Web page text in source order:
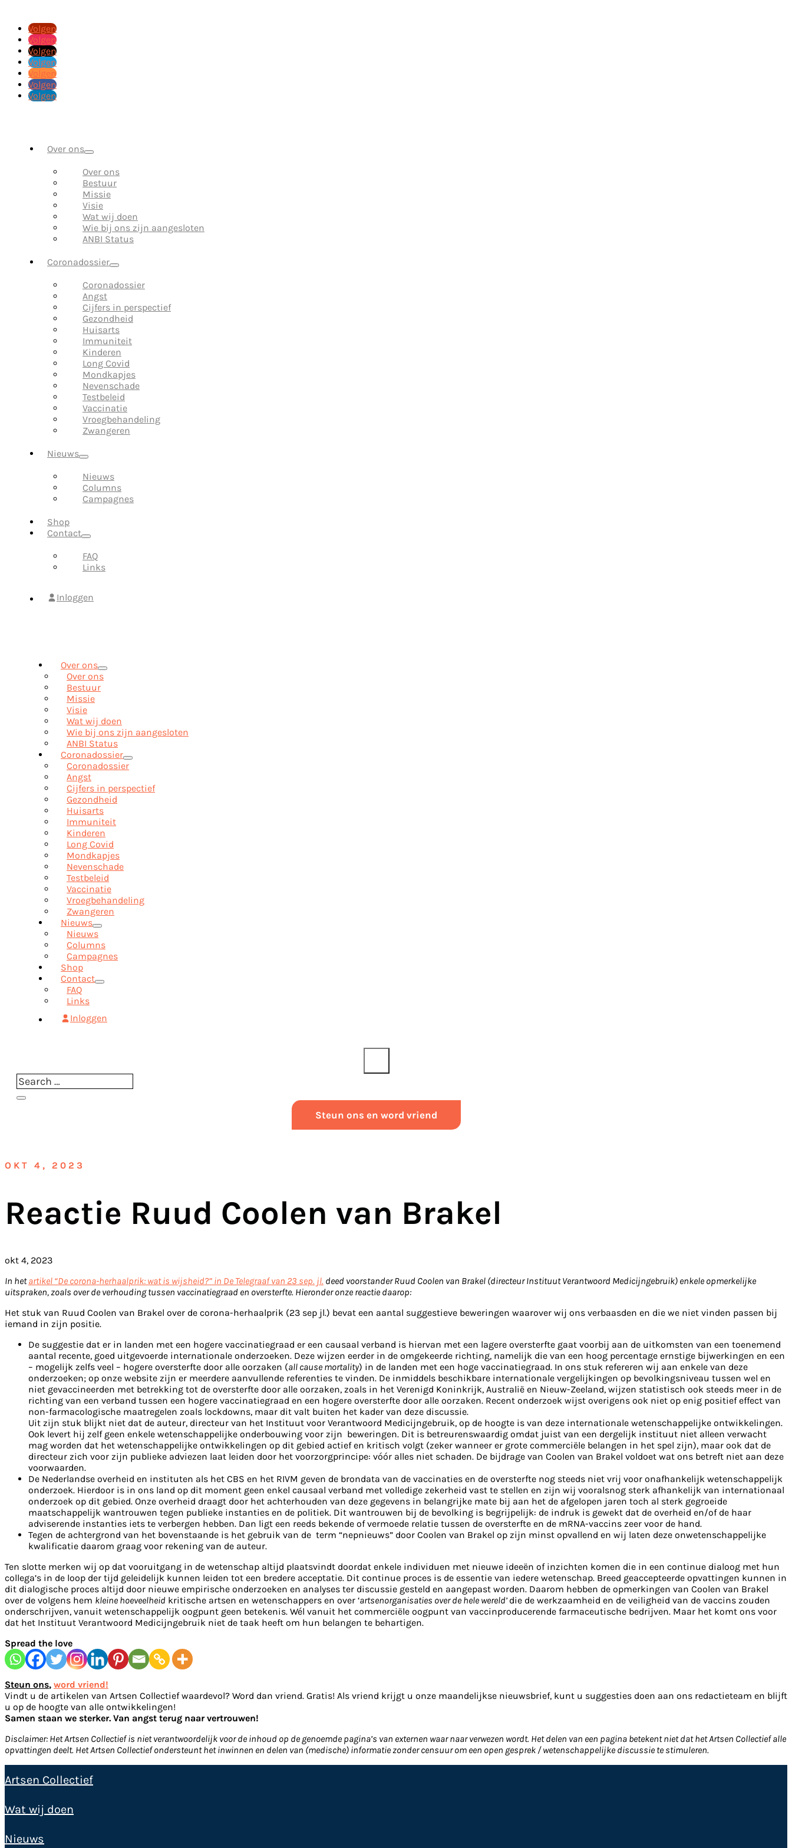
Volgen
Volgen
Volgen
Volgen
Volgen
Volgen
Volgen
Over ons
Over ons
Bestuur
Missie
Visie
Wat wij doen
Wie bij ons zijn aangesloten
ANBI Status
Coronadossier
Coronadossier
Angst
Cijfers in perspectief
Gezondheid
Huisarts
Immuniteit
Kinderen
Long Covid
Mondkapjes
Nevenschade
Testbeleid
Vaccinatie
Vroegbehandeling
Zwangeren
Nieuws
Nieuws
Columns
Campagnes
Shop
Contact
FAQ
Links
Inloggen
Over ons
Over ons
Bestuur
Missie
Visie
Wat wij doen
Wie bij ons zijn aangesloten
ANBI Status
Coronadossier
Coronadossier
Angst
Cijfers in perspectief
Gezondheid
Huisarts
Immuniteit
Kinderen
Long Covid
Mondkapjes
Nevenschade
Testbeleid
Vaccinatie
Vroegbehandeling
Zwangeren
Nieuws
Nieuws
Columns
Campagnes
Shop
Contact
FAQ
Links
Inloggen
Steun ons en word vriend
OKT 4, 2023
Reactie Ruud Coolen van Brakel
okt 4, 2023
In hetartikel “De corona-herhaalprik: wat is wijsheid?” in De Telegraaf van 23 sep. jl. deed voorstander Ruud Coolen van Brakel (directeur Instituut Verantwoord Medicijngebruik) enkele opmerkelijke
uitspraken, zoals over de verhouding tussen vaccinatiegraad en oversterfte. Hieronder onze reactie daarop:
Het stuk van Ruud Coolen van Brakel over de corona-herhaalprik (23 sep jl.) bevat een aantal suggestieve beweringen waarover wij ons verbaasden en die we niet vinden passen bij
iemand in zijn positie.
De suggestie dat er in landen met een hogere vaccinatiegraad er een causaal verband is hiervan met een lagere oversterfte gaat voorbij aan de uitkomsten van een toenemend
aantal recente, goed uitgevoerde internationale onderzoeken. Deze wijzen eerder in de omgekeerde richting, namelijk die van een hoog percentage ernstige bijwerkingen en een
– mogelijk zelfs veel – hogere oversterfte door alle oorzaken (all cause mortality) in de landen met een hoge vaccinatiegraad. In ons stuk refereren wij aan enkele van deze
onderzoeken; op onze website zijn er meerdere aanvullende referenties te vinden. De inmiddels beschikbare internationale vergelijkingen op bevolkingsniveau tussen wel en
niet gevaccineerden met betrekking tot de oversterfte door alle oorzaken, zoals in het Verenigd Koninkrijk, Australië en Nieuw-Zeeland, wijzen statistisch ook steeds meer in de
richting van een verband tussen een hogere vaccinatiegraad en een hogere oversterfte door alle oorzaken. Recent onderzoek wijst overigens ook niet op enig positief effect van
non-farmacologische maatregelen zoals lockdowns, maar dit valt buiten het kader van deze discussie.
Uit zijn stuk blijkt niet dat de auteur, directeur van het Instituut voor Verantwoord Medicijngebruik, op de hoogte is van deze internationale wetenschappelijke ontwikkelingen.
Ook levert hij zelf geen enkele wetenschappelijke onderbouwing voor zijn beweringen. Dit is betreurenswaardig omdat juist van een dergelijk instituut niet alleen verwacht
mag worden dat het wetenschappelijke ontwikkelingen op dit gebied actief en kritisch volgt (zeker wanneer er grote commerciële belangen in het spel zijn), maar ook dat de
directeur zich voor zijn publieke adviezen laat leiden door het voorzorgprincipe: vóór alles niet schaden. De bijdrage van Coolen van Brakel voldoet wat ons betreft niet aan deze
voorwaarden.
De Nederlandse overheid en instituten als het CBS en het RIVM geven de brondata van de vaccinaties en de oversterfte nog steeds niet vrij voor onafhankelijk wetenschappelijk
onderzoek. Hierdoor is in ons land op dit moment geen enkel causaal verband met volledige zekerheid vast te stellen en zijn wij vooralsnog sterk afhankelijk van internationaal
onderzoek op dit gebied. Onze overheid draagt door het achterhouden van deze gegevens in belangrijke mate bij aan het de afgelopen jaren toch al sterk gegroeide
maatschappelijk wantrouwen tegen publieke instanties en de politiek. Dit wantrouwen bij de bevolking is begrijpelijk: de indruk is gewekt dat de overheid en/of de haar
adviserende instanties iets te verbergen hebben. Dan ligt een reeds bekende of vermoede relatie tussen de oversterfte en de mRNA-vaccins zeer voor de hand.
Tegen de achtergrond van het bovenstaande is het gebruik van de term “nepnieuws” door Coolen van Brakel op zijn minst opvallend en wij laten deze onwetenschappelijke
kwalificatie daarom graag voor rekening van de auteur.
Ten slotte merken wij op dat vooruitgang in de wetenschap altijd plaatsvindt doordat enkele individuen met nieuwe ideeën of inzichten komen die in een continue dialoog met hun
collega’s in de loop der tijd geleidelijk kunnen leiden tot een bredere acceptatie. Dit continue proces is de essentie van iedere wetenschap. Breed geaccepteerde opvattingen kunnen in
dit dialogische proces altijd door nieuwe empirische onderzoeken en analyses ter discussie gesteld en aangepast worden. Daarom hebben de opmerkingen van Coolen van Brakel
over de volgens hem kleine hoeveelheid kritische artsen en wetenschappers en over ‘artsenorganisaties over de hele wereld’ die de werkzaamheid en de veiligheid van de vaccins zouden
onderschrijven, vanuit wetenschappelijk oogpunt geen betekenis. Wél vanuit het commerciële oogpunt van vaccinproducerende farmaceutische bedrijven. Maar het komt ons voor
dat het Instituut Verantwoord Medicijngebruik niet de taak heeft om hun belangen te behartigen.
Spread the love
Steun ons, word vriend!
Vindt u de artikelen van Artsen Collectief waardevol? Word dan vriend. Gratis! Als vriend krijgt u onze maandelijkse nieuwsbrief, kunt u suggesties doen aan ons redactieteam en blijft
u op de hoogte van alle ontwikkelingen!
Samen staan we sterker. Van angst terug naar vertrouwen!
Disclaimer: Het Artsen Collectief is niet verantwoordelijk voor de inhoud op de genoemde pagina’s van externen waar naar verwezen wordt. Het delen van een pagina betekent niet dat het Artsen Collectief alle
opvattingen deelt. Het Artsen Collectief ondersteunt het inwinnen en delen van (medische) informatie zonder censuur om een open gesprek / wetenschappelijke discussie te stimuleren.
Artsen Collectief
Wat wij doen
Nieuws